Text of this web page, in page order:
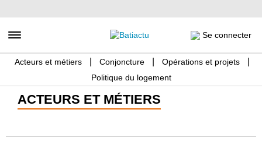
au
principal
Toggle navigation Se connecter
Acteurs et métiers Conjoncture
Opérations et projets
Politique du logement
ACTEURS ET MÉTIERS